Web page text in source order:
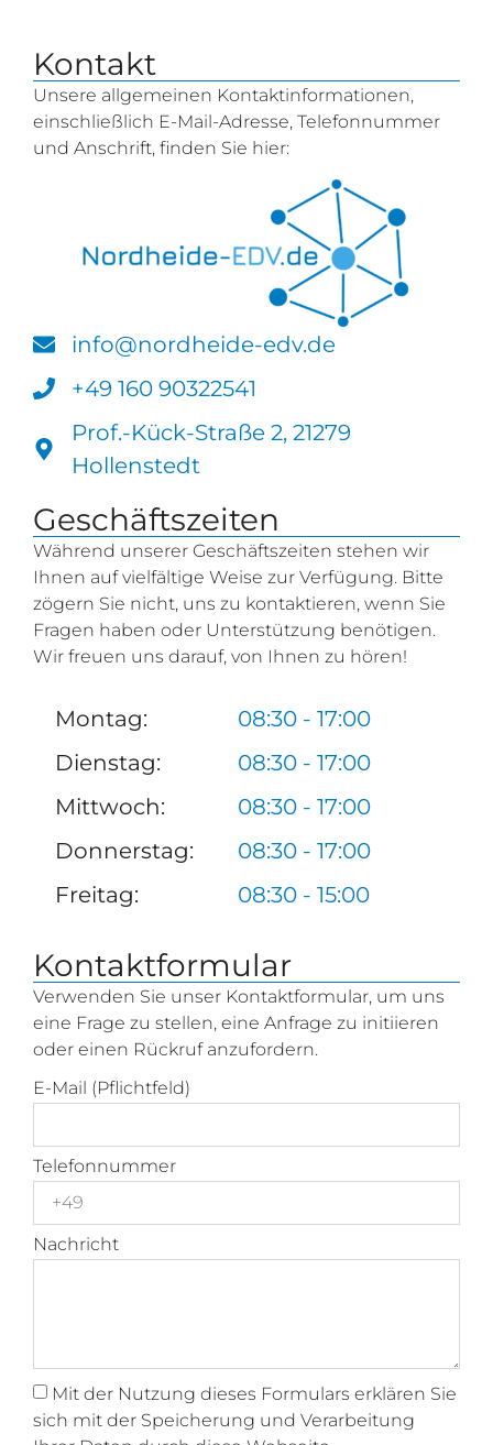
Kontakt
Unsere allgemeinen Kontaktinformationen,
einschließlich E-Mail-Adresse, Telefonnummer
und Anschrift, finden Sie hier:
info@nordheide-edv.de
+49 160 90322541
Prof.-Kück-Straße 2, 21279
Hollenstedt
Geschäftszeiten
Während unserer Geschäftszeiten stehen wir
Ihnen auf vielfältige Weise zur Verfügung. Bitte
zögern Sie nicht, uns zu kontaktieren, wenn Sie
Fragen haben oder Unterstützung benötigen.
Wir freuen uns darauf, von Ihnen zu hören!
Montag:
08:30 - 17:00
Dienstag:
08:30 - 17:00
Mittwoch:
08:30 - 17:00
Donnerstag:
08:30 - 17:00
Freitag:
08:30 - 15:00
Kontaktformular
Verwenden Sie unser Kontaktformular, um uns
eine Frage zu stellen, eine Anfrage zu initiieren
oder einen Rückruf anzufordern.
E-Mail (Pflichtfeld)
Telefonnummer
Nachricht
Mit der Nutzung dieses Formulars erklären Sie
sich mit der Speicherung und Verarbeitung